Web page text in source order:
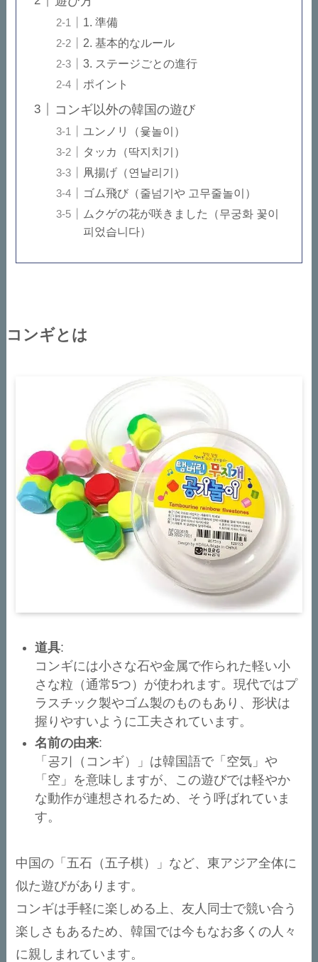
1. 準備
2. 基本的なルール
3. ステージごとの進行
ポイント
コンギ以外の韓国の遊び
ユンノリ（윷놀이）
タッカ（딱지치기）
凧揚げ（연날리기）
ゴム飛び（줄넘기や 고무줄놀이）
ムクゲの花が咲きました（무궁화 꽃이
피었습니다）
コンギとは
道具:
コンギには小さな石や金属で作られた軽い小
さな粒（通常5つ）が使われます。現代ではプ
ラスチック製やゴム製のものもあり、形状は
握りやすいように工夫されています。
名前の由来:
「공기（コンギ）」は韓国語で「空気」や
「空」を意味しますが、この遊びでは軽やか
な動作が連想されるため、そう呼ばれていま
す。
中国の「五石（五子棋）」など、東アジア全体に
似た遊びがあります。
コンギは手軽に楽しめる上、友人同士で競い合う
楽しさもあるため、韓国では今もなお多くの人々
に親しまれています。